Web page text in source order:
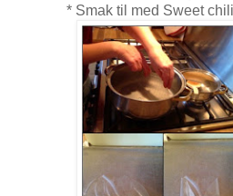
* Smak til med Sweet